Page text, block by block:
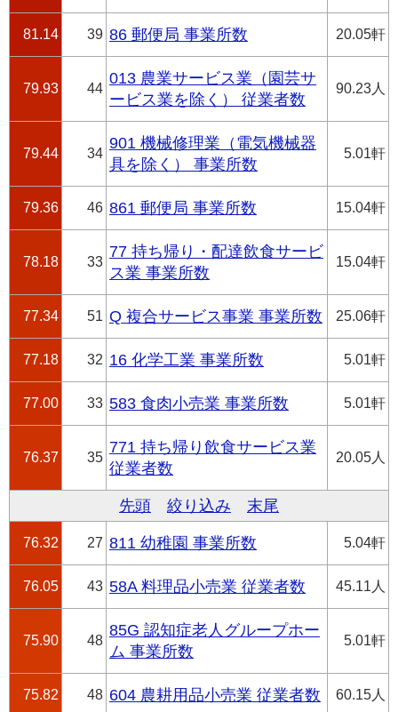
81.14 39 86 郵便局 事業所数 20.05軒
79.93 44
013 農業サービス業（園芸サ
ービス業を除く） 従業者数
90.23人
79.44 34
901 機械修理業（電気機械器
具を除く） 事業所数
5.01軒
79.36 46 861 郵便局 事業所数 15.04軒
78.18 33
77 持ち帰り・配達飲食サービ
ス業 事業所数
15.04軒
77.34 51 Q 複合サービス事業 事業所数 25.06軒
77.18 32 16 化学工業 事業所数 5.01軒
77.00 33 583 食肉小売業 事業所数 5.01軒
76.37 35
771 持ち帰り飲食サービス業
従業者数
20.05人
先頭 絞り込み 末尾
76.32 27 811 幼稚園 事業所数 5.04軒
76.05 43 58A 料理品小売業 従業者数 45.11人
75.90 48
85G 認知症老人グループホー
ム 事業所数
5.01軒
75.82 48 604 農耕用品小売業 従業者数 60.15人